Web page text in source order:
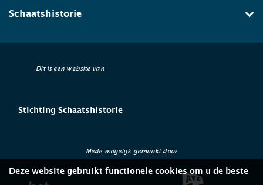
Schaatshistorie
Dit is een website van
Stichting Schaatshistorie
Mede mogelijk gemaakt door
Deze website gebruikt functionele cookies om u de beste